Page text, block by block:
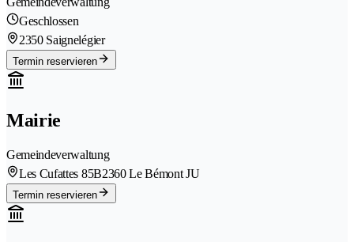
Geschlossen
2350 Saignelégier
Termin reservieren
Mairie
Gemeindeverwaltung
Les Cufattes 85B2360 Le Bémont JU
Termin reservieren